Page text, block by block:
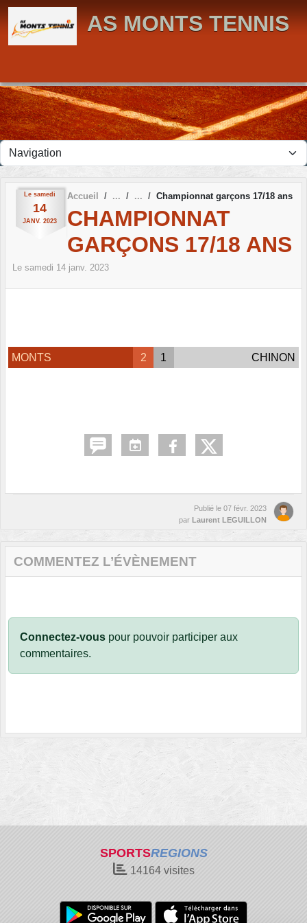
AS MONTS TENNIS
Le samedi
14
JANV. 2023
Accueil Championnat garçons 17/18 ans
CHAMPIONNAT
GARÇONS 17/18 ANS
Le samedi 14 janv. 2023
MONTS 2 1 CHINON
Publié le 07 févr. 2023
par Laurent LEGUILLON
COMMENTEZ L’ÉVÈNEMENT
Connectez-vous pour pouvoir participer aux
commentaires.
SPORTSREGIONS
14164visites
Panneau de gestion des cookies